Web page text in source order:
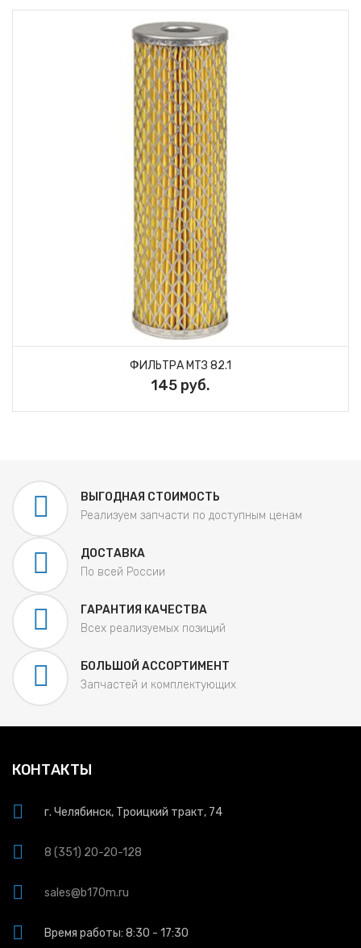
ФИЛЬТРА МТЗ 82.1
145 руб.
ВЫГОДНАЯ СТОИМОСТЬ
Реализуем запчасти по доступным ценам
ДОСТАВКА
По всей России
ГАРАНТИЯ КАЧЕСТВА
Всех реализуемых позиций
БОЛЬШОЙ АССОРТИМЕНТ
Запчастей и комплектующих
КОНТАКТЫ
г. Челябинск, Троицкий тракт, 74
8 (351) 20-20-128
sales@b170m.ru
Время работы: 8:30 - 17:30